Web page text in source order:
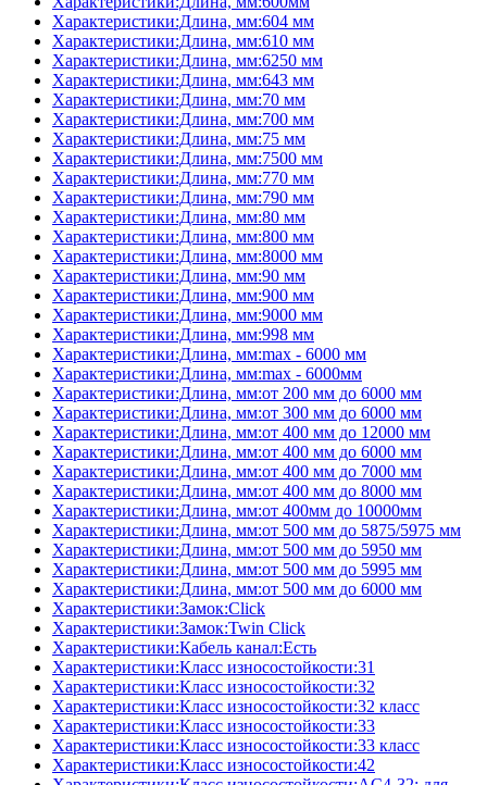
Характеристики:Длина, мм:604 мм
Характеристики:Длина, мм:610 мм
Характеристики:Длина, мм:6250 мм
Характеристики:Длина, мм:643 мм
Характеристики:Длина, мм:70 мм
Характеристики:Длина, мм:700 мм
Характеристики:Длина, мм:75 мм
Характеристики:Длина, мм:7500 мм
Характеристики:Длина, мм:770 мм
Характеристики:Длина, мм:790 мм
Характеристики:Длина, мм:80 мм
Характеристики:Длина, мм:800 мм
Характеристики:Длина, мм:8000 мм
Характеристики:Длина, мм:90 мм
Характеристики:Длина, мм:900 мм
Характеристики:Длина, мм:9000 мм
Характеристики:Длина, мм:998 мм
Характеристики:Длина, мм:max - 6000 мм
Характеристики:Длина, мм:max - 6000мм
Характеристики:Длина, мм:от 200 мм до 6000 мм
Характеристики:Длина, мм:от 300 мм до 6000 мм
Характеристики:Длина, мм:от 400 мм до 12000 мм
Характеристики:Длина, мм:от 400 мм до 6000 мм
Характеристики:Длина, мм:от 400 мм до 7000 мм
Характеристики:Длина, мм:от 400 мм до 8000 мм
Характеристики:Длина, мм:от 400мм до 10000мм
Характеристики:Длина, мм:от 500 мм до 5875/5975 мм
Характеристики:Длина, мм:от 500 мм до 5950 мм
Характеристики:Длина, мм:от 500 мм до 5995 мм
Характеристики:Длина, мм:от 500 мм до 6000 мм
Характеристики:Замок:Click
Характеристики:Замок:Twin Click
Характеристики:Кабель канал:Есть
Характеристики:Класс износостойкости:31
Характеристики:Класс износостойкости:32
Характеристики:Класс износостойкости:32 класс
Характеристики:Класс износостойкости:33
Характеристики:Класс износостойкости:33 класс
Характеристики:Класс износостойкости:42